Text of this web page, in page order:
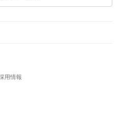
用情報